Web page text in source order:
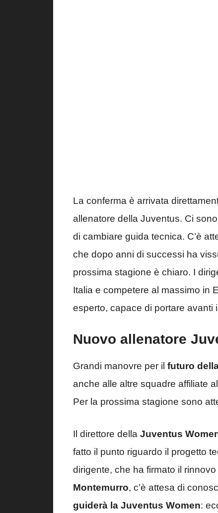
La conferma è arrivata
allenatore della Juventus. Ci
di cambiare guida tecnica. C’è
che dopo anni di successi ha
prossima stagione è chiaro. I
Italia e competere al massimo in
esperto, capace di portare avanti
Nuovo allenatore
Grandi manovre per il futuro
anche alle altre squadre affiliate
Per la prossima stagione sono
Il direttore della Juventus
fatto il punto riguardo il progetto
dirigente, che ha firmato il
Montemurro, c’è attesa di
guiderà la Juventus Women: